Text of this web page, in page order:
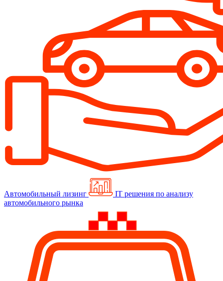
Автомобильный лизинг
IT решения по анализу
автомобильного рынка